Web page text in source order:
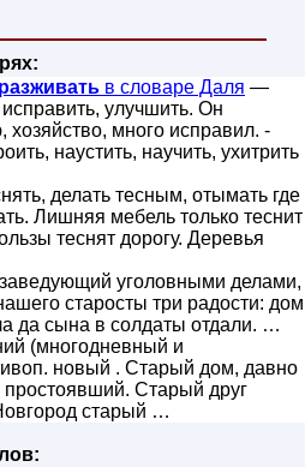
в словаре Даля —
улучшить. Он
хозяйство, много исправил. -
наустить, научить, ухитрить
делать тесным, отымать где
Лишняя мебель только теснит
теснят дорогу. Деревья
уголовными делами,
старосты три радости: дом
да сына в солдаты отдали. …
(многодневный и
новый . Старый дом, давно
Старый друг
старый …